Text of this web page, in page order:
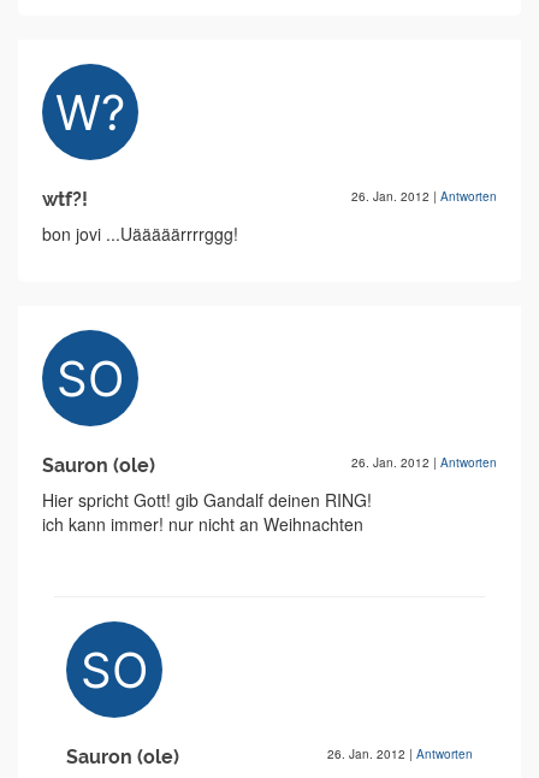
wtf?! 26. Jan. 2012 | Antworten
bon jovi ...Uääääärrrrggg!
Sauron (ole) 26. Jan. 2012 | Antworten
Hier spricht Gott! gib Gandalf deinen RING!
ich kann immer! nur nicht an Weihnachten
Sauron (ole) 26. Jan. 2012 | Antworten